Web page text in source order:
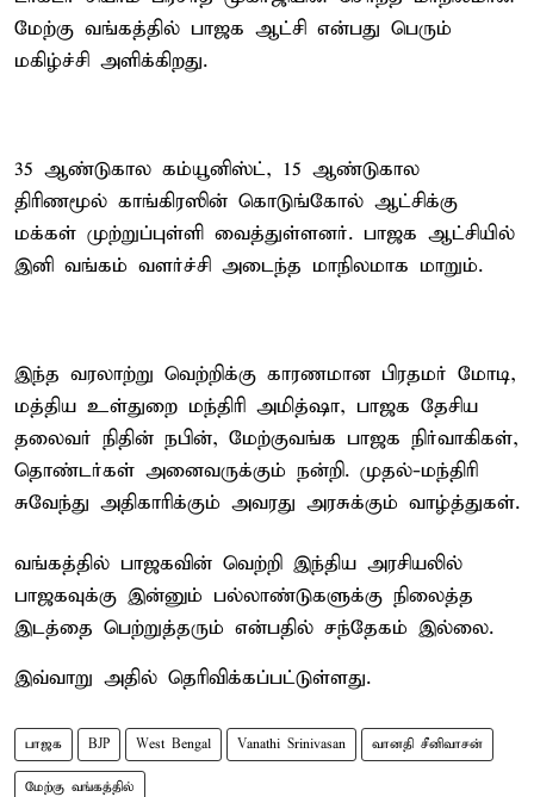
மேற்கு வங்கத்தில் பாஜக ஆட்சி என்பது பெரும்
மகிழ்ச்சி அளிக்கிறது.
35 ஆண்டுகால கம்யூனிஸ்ட், 15 ஆண்டுகால
திரிணமூல் காங்கிரஸின் கொடுங்கோல் ஆட்சிக்கு
மக்கள் முற்றுப்புள்ளி வைத்துள்ளனர். பாஜக ஆட்சியில்
இனி வங்கம் வளர்ச்சி அடைந்த மாநிலமாக மாறும்.
இந்த வரலாற்று வெற்றிக்கு காரணமான பிரதமர் மோடி,
மத்திய உள்துறை மந்திரி அமித்ஷா, பாஜக தேசிய
தலைவர் நிதின் நபின், மேற்குவங்க பாஜக நிர்வாகிகள்,
தொண்டர்கள் அனைவருக்கும் நன்றி. முதல்-மந்திரி
சுவேந்து அதிகாரிக்கும் அவரது அரசுக்கும் வாழ்த்துகள்.
வங்கத்தில் பாஜகவின் வெற்றி இந்திய அரசியலில்
பாஜகவுக்கு இன்னும் பல்லாண்டுகளுக்கு நிலைத்த
இடத்தை பெற்றுத்தரும் என்பதில் சந்தேகம் இல்லை.
இவ்வாறு அதில் தெரிவிக்கப்பட்டுள்ளது.
பாஜக BJP West Bengal Vanathi Srinivasan வானதி சீனிவாசன்
மேற்கு வங்கத்தில்